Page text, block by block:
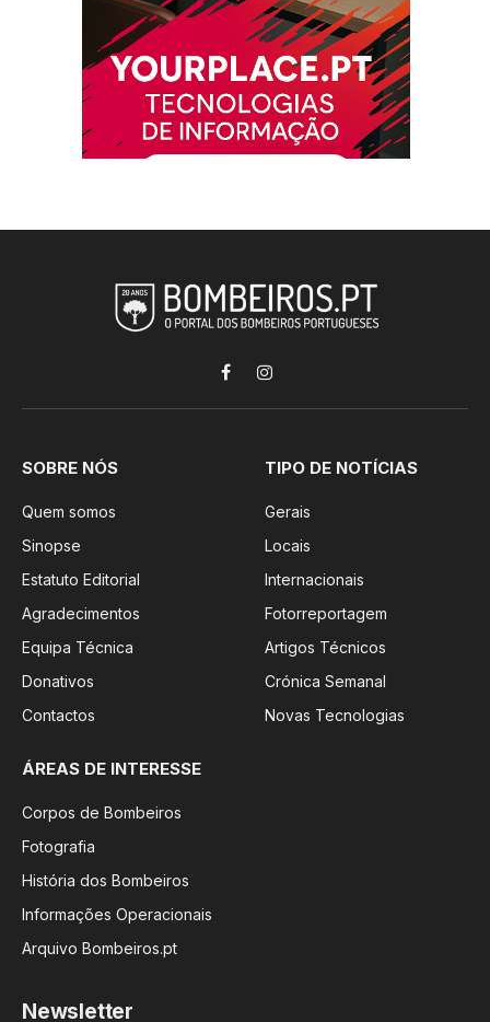
FacebookInstagram
SOBRE NÓS
Quem somos
Sinopse
Estatuto Editorial
Agradecimentos
Equipa Técnica
Donativos
Contactos
TIPO DE NOTÍCIAS
Gerais
Locais
Internacionais
Fotorreportagem
Artigos Técnicos
Crónica Semanal
Novas Tecnologias
ÁREAS DE INTERESSE
Corpos de Bombeiros
Fotografia
História dos Bombeiros
Informações Operacionais
Arquivo Bombeiros.pt
Newsletter